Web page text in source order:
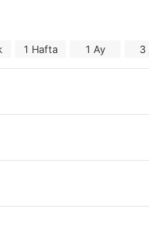
1 Hafta 1 Ay 3